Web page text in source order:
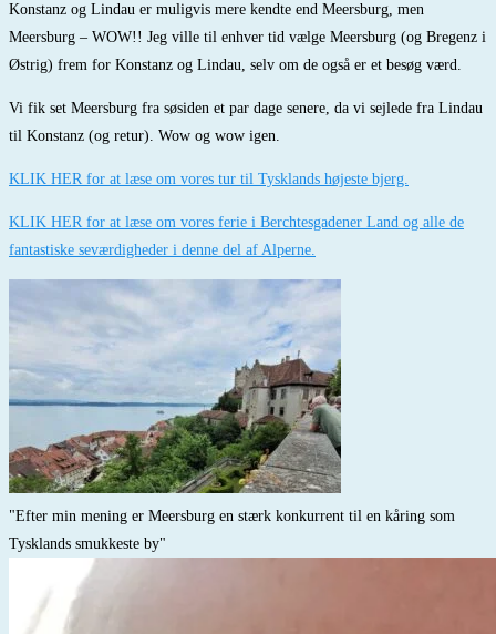
Konstanz og Lindau er muligvis mere kendte end Meersburg, men
Meersburg – WOW!! Jeg ville til enhver tid vælge Meersburg (og Bregenz i
Østrig) frem for Konstanz og Lindau, selv om de også er et besøg værd.
Vi fik set Meersburg fra søsiden et par dage senere, da vi sejlede fra Lindau
til Konstanz (og retur). Wow og wow igen.
KLIK HER for at læse om vores tur til Tysklands højeste bjerg.
KLIK HER for at læse om vores ferie i Berchtesgadener Land og alle de
fantastiske seværdigheder i denne del af Alperne.
"Efter min mening er Meersburg en stærk konkurrent til en kåring som
Tysklands smukkeste by"